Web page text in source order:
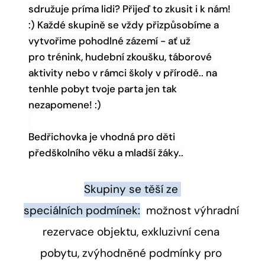
sdružuje príma lidi? Přijeď to zkusit i k nám!
:) Každé skupině se vždy přizpůsobíme a
vytvořime pohodlné zázemí - ať už
pro trénink, hudební zkoušku, táborové
aktivity nebo v rámci školy v přírodě.. na
tenhle pobyt tvoje parta jen tak
nezapomene! :)
Bedřichovka je vhodná pro děti
předškolního věku a mladší žáky..
Skupiny se těší ze
speciálních podmínek: možnost výhradní
rezervace objektu, exkluzivní cena
pobytu, zvýhodněné podmínky pro